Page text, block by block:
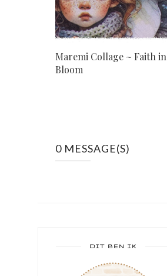
Maremi Collage ~ Faith in
Bloom
0 MESSAGE(S)
DIT BEN IK